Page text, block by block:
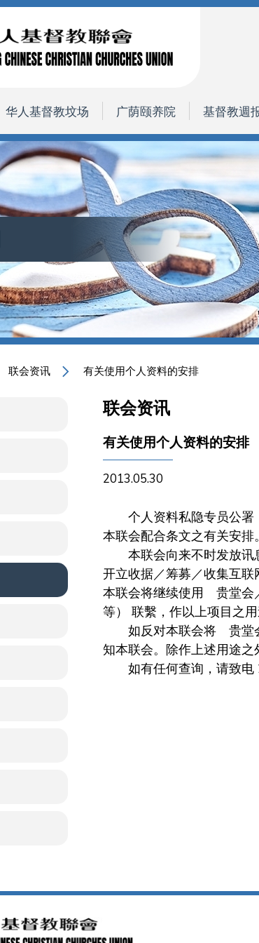
华人基督教坟场 广荫颐养院 基督教週
联会资讯 有关使用个人资料的安排
联会资讯
有关使用个人资料的安排
2013.05.30
个人资料私隐专员公署
本联会配合条文之有关安排。
本联会向来不时发放讯
开立收据／筹募／收集互联
本联会将继续使用 贵堂会
等） 联繫，作以上项目之用
如反对本联会将 贵堂会
知本联会。除作上述用途之
如有任何查询，请致电